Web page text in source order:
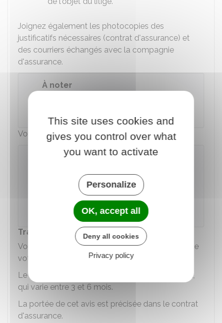
Joignez également les photocopies des
justificatifs nécessaires (contrat d'assurance) et
des courriers échangés avec la compagnie
d'assurance.
À noter
La procédure interrompt le
Vous pouvez utiliser un modèle de courrier :
Saisir le médiateur en assurances
Accéder au Modèle de document
Institut national de la consommation (INC)
Traitement de la demande
Vous recevez une confirmation de la réception de
votre demande.
Le médiateur émet ensuite un avis dans un délai,
qui varie entre 3 et 6 mois.
La portée de cet avis est précisée dans le contrat
d'assurance.
This site uses cookies and
gives you control over what
you want to activate
Personalize
OK, accept all
Deny all cookies
Privacy policy